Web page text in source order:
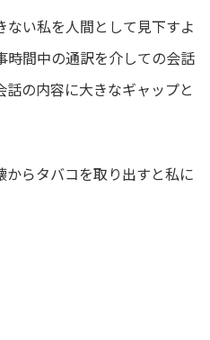
ない私を人間として見下すよ
時間中の通訳を介しての会話
の内容に大きなギャップと
からタバコを取り出すと私に